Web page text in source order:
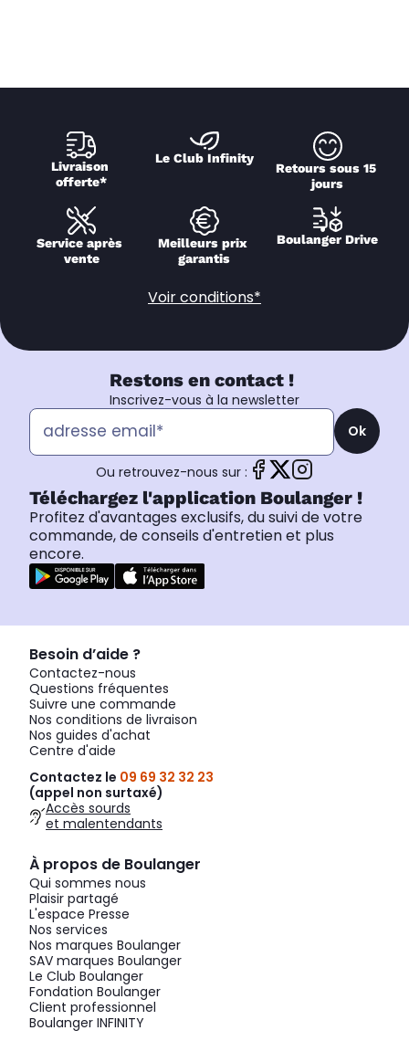
Livraison
offerte*
Le Club Infinity
Retours sous 15
jours
Service après
vente
Meilleurs prix
garantis
Boulanger Drive
Voir conditions*
Restons en contact !
Inscrivez-vous à la newsletter
Ok
Ou retrouvez-nous sur :
Téléchargez l'application Boulanger !
Profitez d'avantages exclusifs, du suivi de votre
commande, de conseils d'entretien et plus
encore.
Besoin d’aide ?
Contactez-nous
Questions fréquentes
Suivre une commande
Nos conditions de livraison
Nos guides d'achat
Centre d'aide
Contactez le 09 69 32 32 23
(appel non surtaxé)
Accès sourds
et malentendants
À propos de Boulanger
Qui sommes nous
Plaisir partagé
L'espace Presse
Nos services
Nos marques Boulanger
SAV marques Boulanger
Le Club Boulanger
Fondation Boulanger
Client professionnel
Boulanger INFINITY